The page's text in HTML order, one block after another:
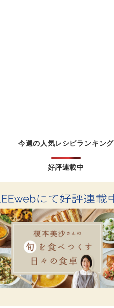
今週の人気レシピランキング
好評連載中